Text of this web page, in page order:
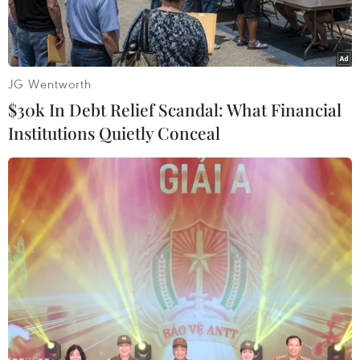
Khu định cư Givat Zeev của Israel ở gần thành phố Ramallah,
Bờ Tây ngày 10/6. (Ảnh: AFP/TTXVN)
Theo phóng viên TTXVN tại Trung Đông,
Palestine đã chính thức đề nghị Liên hợp quốc
tổ chức một cuộc họp thảo luận về kế hoạch của
Israel sáp nhập các khu vực ở Bờ Tây và có các
JG Wentworth
$30k In Debt Relief Scandal: What Financial
Institutions Quietly Conceal